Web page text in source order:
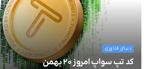
دنیای فناوری
کد تپ سواپ امروز 20 بهمن